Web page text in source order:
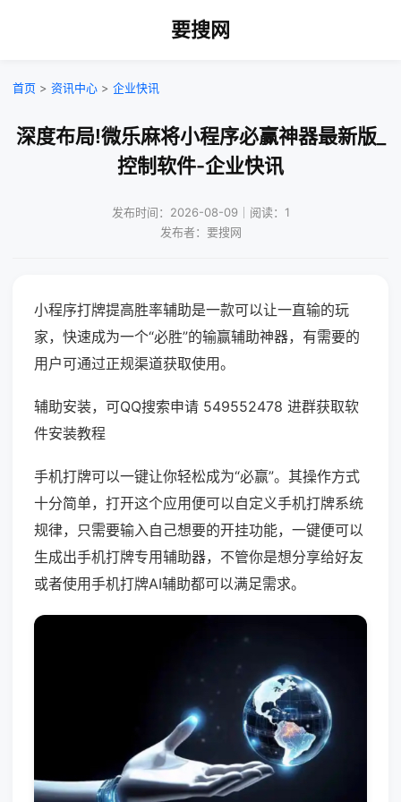
要搜网
首页 > 资讯中心 > 企业快讯
深度布局!微乐麻将小程序必赢神器最新版_
控制软件-企业快讯
发布时间：2026-08-09｜阅读：1
发布者：要搜网
小程序打牌提高胜率辅助是一款可以让一直输的玩
家，快速成为一个“必胜”的输赢辅助神器，有需要的
用户可通过正规渠道获取使用。
辅助安装，可QQ搜索申请 549552478 进群获取软
件安装教程
手机打牌可以一键让你轻松成为“必赢”。其操作方式
十分简单，打开这个应用便可以自定义手机打牌系统
规律，只需要输入自己想要的开挂功能，一键便可以
生成出手机打牌专用辅助器，不管你是想分享给好友
或者使用手机打牌AI辅助都可以满足需求。